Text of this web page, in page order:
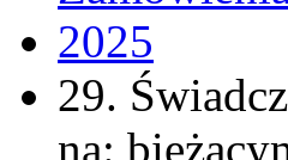
2025
29.
na: